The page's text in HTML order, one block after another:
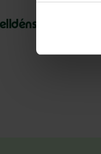
Almedalstal